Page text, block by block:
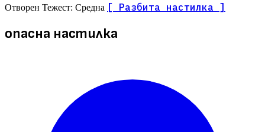
Отворен Тежест: Средна [ Разбита настилка ]
опасна настилка